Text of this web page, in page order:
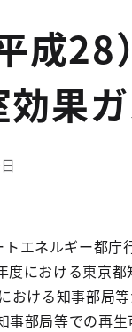
成
果
エネルギー都庁
度における東京
おける知事部局
事部局等での再